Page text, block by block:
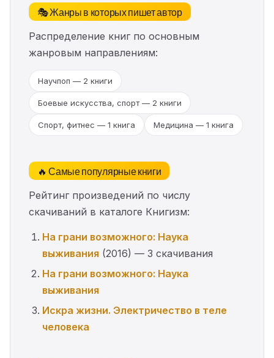
🎭 Жанры в которых пишет автор
Распределение книг по основным
жанровым направлениям:
Научпоп — 2 книги
Боевые искусства, спорт — 2 книги
Спорт, фитнес — 1 книга Медицина — 1 книга
🔥 Самые популярные книги
Рейтинг произведений по числу
скачиваний в каталоге Книгизм:
На грани возможного: Наука
выживания (2016) — 3 скачивания
На грани возможного: Наука
выживания
Искра жизни. Электричество в теле
человека